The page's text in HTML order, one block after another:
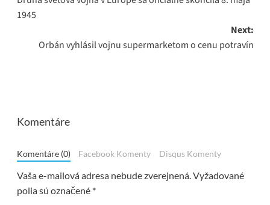
navigation
1945
Next:
Orbán vyhlásil vojnu supermarketom o cenu potravín
Komentáre
Komentáre (0) Facebook Komenty Disqus Komenty
Vaša e-mailová adresa nebude zverejnená.Vyžadované
polia sú označené *